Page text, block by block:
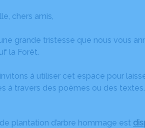
chers amis,
grande tristesse que nous vous
la Forêt.
à utiliser cet espace pour
à travers des poèmes ou des
plantation d’arbre hommage est